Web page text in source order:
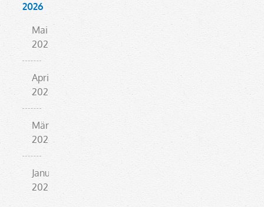
2026
Mai
2026
April
2026
März
2026
Januar
2026